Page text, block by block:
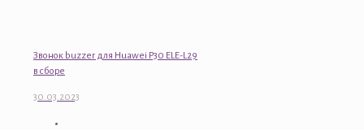
Звонок buzzer для Huawei P30 ELE-L29
в сборе
30.03.2023